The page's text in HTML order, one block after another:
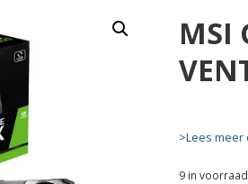
MSI
>Lees
9 in voorraad